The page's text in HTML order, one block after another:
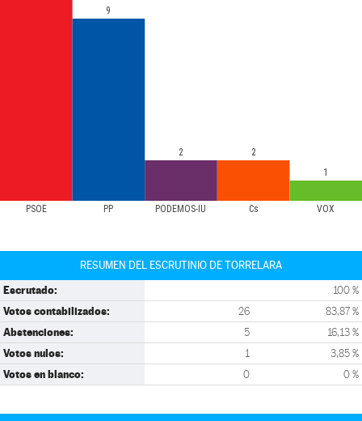
PSOE PP PODEMOS-IU Cs VOX
9
2
2
1
RESUMEN DEL ESCRUTINIO DE TORRELARA
Escrutado: 100 %
Votos contabilizados: 26 83,87 %
Abstenciones: 5 16,13 %
Votos nulos: 1 3,85 %
Votos en blanco: 0 0 %